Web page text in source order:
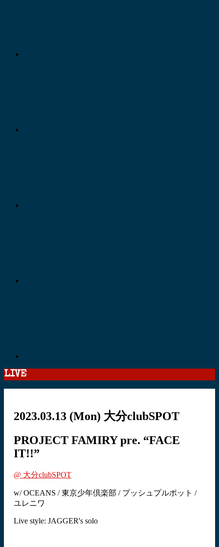
LIVE
2023.03.13 (Mon) 大分clubSPOT
PROJECT FAMIRY pre. “FACE
IT!!”
@ 大分clubSPOT
w/ OCEANS / 東京少年倶楽部 / プッシュプルポット /
ユレニワ
Live style: JAGGER's solo